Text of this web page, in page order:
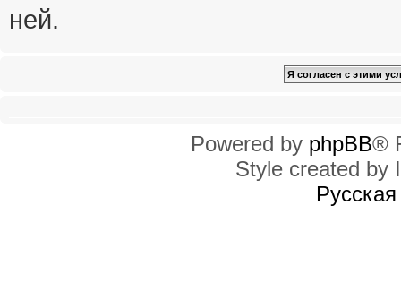
ней.
Powered by phpBB®
Style created by